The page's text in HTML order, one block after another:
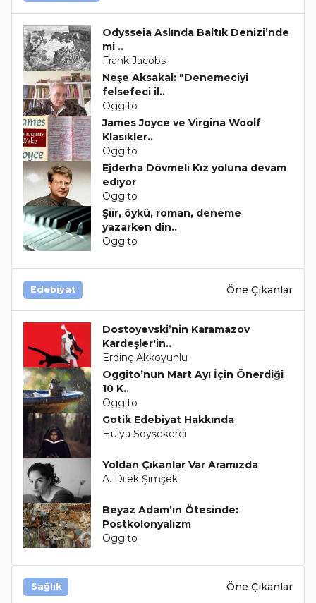
Odysseia Aslında Baltık Denizi’nde
mi ..
Frank Jacobs
Neşe Aksakal: "Denemeciyi
felsefeci il..
Oggito
James Joyce ve Virgina Woolf
Klasikler..
Oggito
Ejderha Dövmeli Kız yoluna devam
ediyor
Oggito
Şiir, öykü, roman, deneme
yazarken din..
Oggito
Edebiyat Öne Çıkanlar
Dostoyevski’nin Karamazov
Kardeşler'in..
Erdinç Akkoyunlu
Oggito’nun Mart Ayı İçin Önerdiği
10 K..
Oggito
Gotik Edebiyat Hakkında
Hülya Soyşekerci
Yoldan Çıkanlar Var Aramızda
A. Dilek Şimşek
Beyaz Adam’ın Ötesinde:
Postkolonyalizm
Oggito
Sağlık Öne Çıkanlar